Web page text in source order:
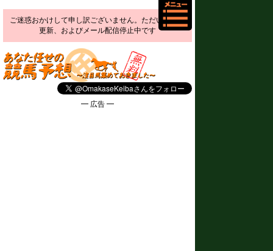
ご迷惑おかけして申し訳ございません。ただいま予想
更新、およびメール配信停止中です
━ 広告 ━